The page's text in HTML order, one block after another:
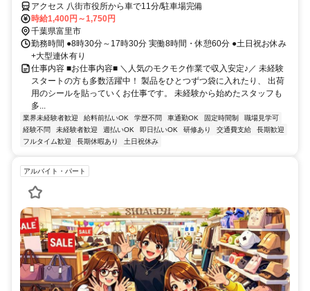
アクセス 八街市役所から車で11分/駐車場完備
時給1,400円～1,750円
千葉県富里市
勤務時間 ●8時30分～17時30分 実働8時間・休憩60分 ●土日祝お休み
+大型連休有り
仕事内容 ■お仕事内容■ ＼人気のモクモク作業で収入安定♪／ 未経験
スタートの方も多数活躍中！ 製品をひとつずつ袋に入れたり、 出荷
用のシールを貼っていくお仕事です。 未経験から始めたスタッフも
多...
業界未経験者歓迎 給料前払いOK 学歴不問 車通勤OK 固定時間制
職場見学可
経験不問
未経験者歓迎 週払いOK 即日払いOK 研修あり 交通費支給
長期歓迎
フルタイム歓迎
長期休暇あり 土日祝休み
アルバイト・パート